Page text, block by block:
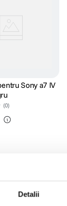
Detalii
Sony a7 IV
(0)